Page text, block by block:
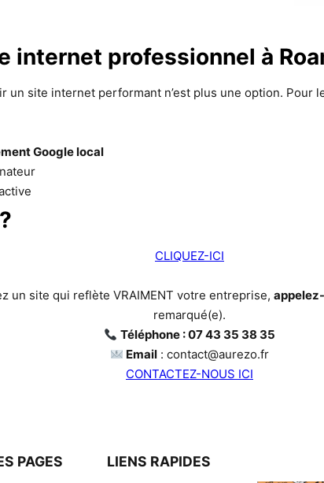
internet professionnel à
un site internet performant n’est plus une option. Pour
Google local
CLIQUEZ-ICI
un site qui reflète VRAIMENT votre entreprise,
remarqué(e).
Téléphone : 07 43 35 38 35
Email : contact@aurezo.fr
CONTACTEZ-NOUS ICI
PAGES LIENS RAPIDES